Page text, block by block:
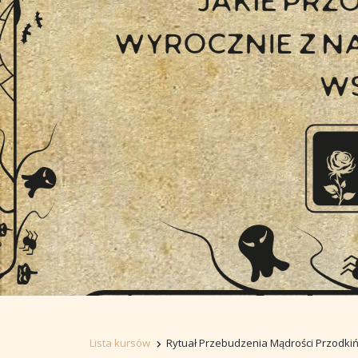
Lista kursów Rytuał Przebudzenia Mądrości Przodkiń